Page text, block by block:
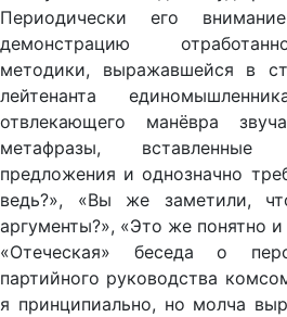
Периодически его
демонстрацию
методики, выражавшейся в
лейтенанта
отвлекающего манёвра
метафразы, вставленные
предложения и однозначно
ведь?», «Вы же заметили,
аргументы?», «Это же понятно и
«Отеческая» беседа о
партийного руководства
я принципиально, но молча